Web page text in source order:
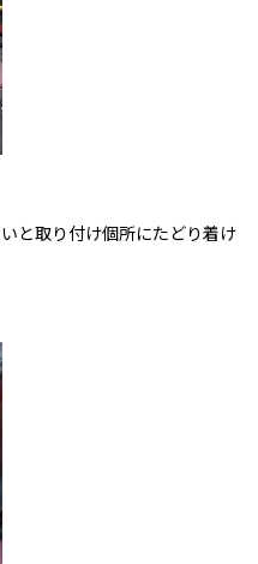
と取り付け個所にたどり着け